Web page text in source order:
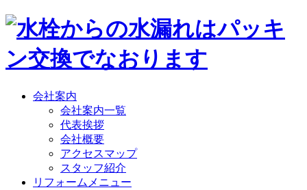
会社案内
会社案内一覧
代表挨拶
会社概要
アクセスマップ
スタッフ紹介
リフォームメニュー